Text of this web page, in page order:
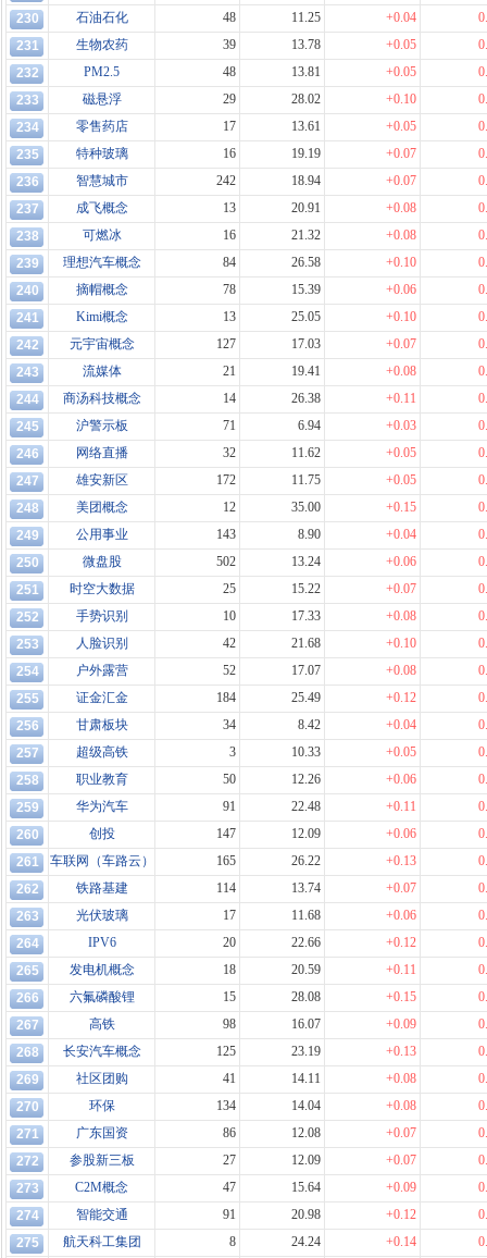
230
石油石化 48 11.25 +0.04
231
生物农药 39 13.78 +0.05
232
PM2.5 48 13.81 +0.05
233
磁悬浮 29 28.02 +0.10
234
零售药店 17 13.61 +0.05
235
特种玻璃 16 19.19 +0.07
236
智慧城市 242 18.94 +0.07
237
成飞概念 13 20.91 +0.08
238
可燃冰 16 21.32 +0.08
239
理想汽车概念 84 26.58 +0.10
240
摘帽概念 78 15.39 +0.06
241
Kimi概念 13 25.05 +0.10
242
元宇宙概念 127 17.03 +0.07
243
流媒体 21 19.41 +0.08
244
商汤科技概念 14 26.38 +0.11
245
沪警示板 71 6.94 +0.03
246
网络直播 32 11.62 +0.05
247
雄安新区 172 11.75 +0.05
248
美团概念 12 35.00 +0.15
249
公用事业 143 8.90 +0.04
250
微盘股 502 13.24 +0.06
251
时空大数据 25 15.22 +0.07
252
手势识别 10 17.33 +0.08
253
人脸识别 42 21.68 +0.10
254
户外露营 52 17.07 +0.08
255
证金汇金 184 25.49 +0.12
256
甘肃板块 34 8.42 +0.04
257
超级高铁 3 10.33 +0.05
258
职业教育 50 12.26 +0.06
259
华为汽车 91 22.48 +0.11
260
创投 147 12.09 +0.06
261
车联网（车路云） 165 26.22 +0.13
262
铁路基建 114 13.74 +0.07
263
光伏玻璃 17 11.68 +0.06
264
IPV6 20 22.66 +0.12
265
发电机概念 18 20.59 +0.11
266
六氟磷酸锂 15 28.08 +0.15
267
高铁 98 16.07 +0.09
268
长安汽车概念 125 23.19 +0.13
269
社区团购 41 14.11 +0.08
270
环保 134 14.04 +0.08
271
广东国资 86 12.08 +0.07
272
参股新三板 27 12.09 +0.07
273
C2M概念 47 15.64 +0.09
274
智能交通 91 20.98 +0.12
275
航天科工集团 8 24.24 +0.14